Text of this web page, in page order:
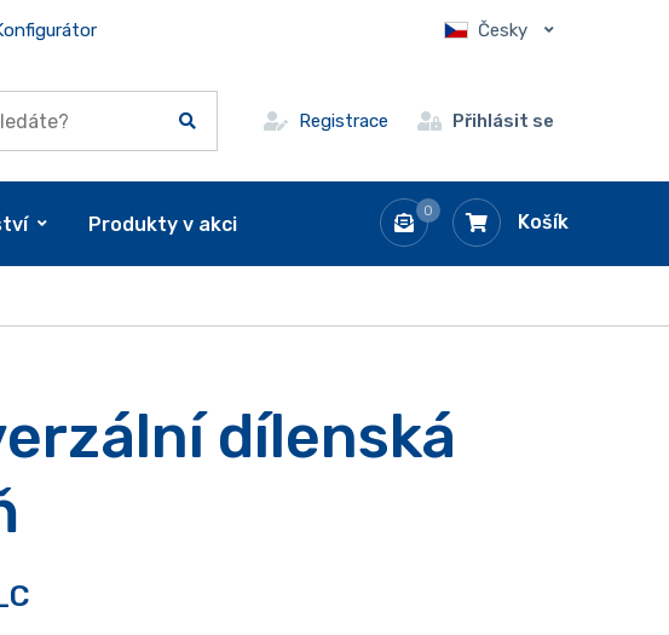
Česky
Registrace Přihlásit se
0 Košík
Produkty v akci
dílenská